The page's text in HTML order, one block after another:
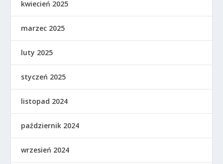
kwiecień 2025
marzec 2025
luty 2025
styczeń 2025
listopad 2024
październik 2024
wrzesień 2024